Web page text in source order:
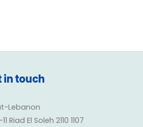
in touch
Lebanon
Riad El Soleh 2110 1107